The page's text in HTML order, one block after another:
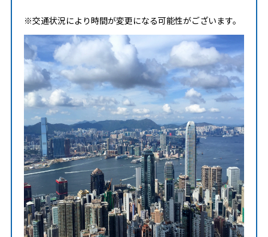
※交通状況により時間が変更になる可能性がございます。